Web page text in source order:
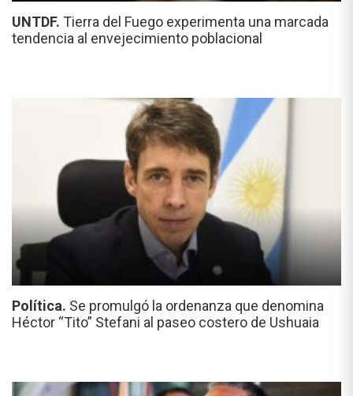
UNTDF. Tierra del Fuego experimenta una marcada
tendencia al envejecimiento poblacional
Política. Se promulgó la ordenanza que denomina
Héctor “Tito” Stefani al paseo costero de Ushuaia